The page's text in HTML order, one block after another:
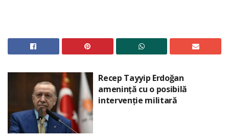
Recep Tayyip Erdoğan
amenință cu o posibilă
intervenție militară